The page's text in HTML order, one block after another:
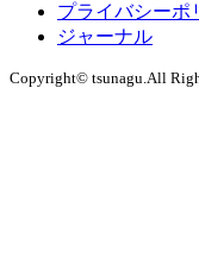
プライバシーポ
ジャーナル
Copyright© tsunagu.All